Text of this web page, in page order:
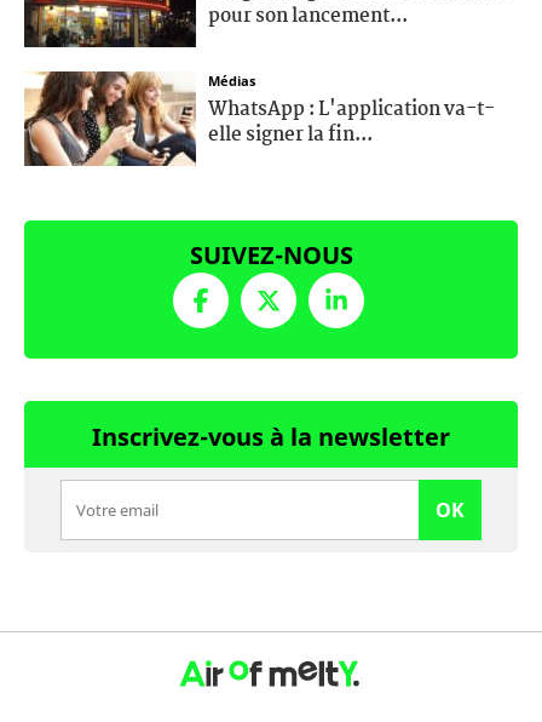
pour son lancement...
Médias
WhatsApp : L'application va-t-
elle signer la fin...
SUIVEZ-NOUS
Inscrivez-vous à la newsletter
OK